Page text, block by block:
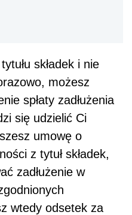
składek i nie
możesz
spłaty zadłużenia
się udzielić Ci
umowę o
z tytuł składek,
zadłużenie w
wtedy odsetek za